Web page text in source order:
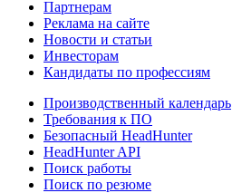
Партнерам
Реклама на сайте
Новости и статьи
Инвесторам
Кандидаты по профессиям
Производственный календарь
Требования к ПО
Безопасный HeadHunter
HeadHunter API
Поиск работы
Поиск по резюме